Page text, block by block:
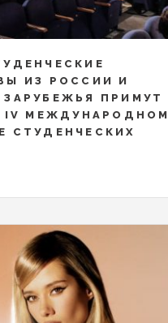
ИЗ РОССИИ И
ПРИМУТ
IV МЕЖДУНАРОДНОМ
СТУДЕНЧЕСКИХ